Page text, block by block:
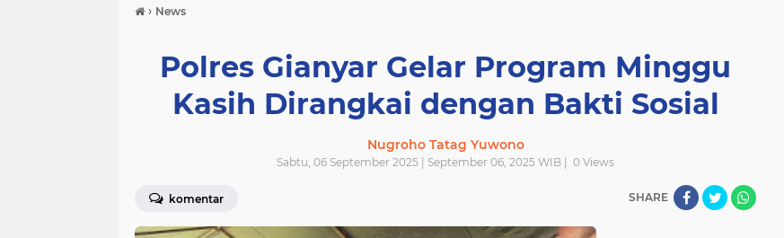
› News
Polres Gianyar Gelar Program Minggu
Kasih Dirangkai dengan Bakti Sosial
Nugroho Tatag Yuwono
Sabtu, 06 September 2025 | September 06, 2025 WIB | 0 Views
komentar SHARE